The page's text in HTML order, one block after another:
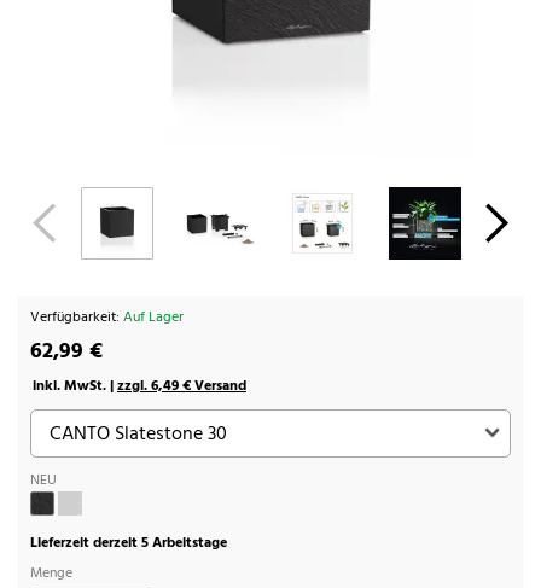
Verfügbarkeit: Auf Lager
62,99 €
inkl. MwSt. |zzgl. 6,49 € Versand
NEU
Lieferzeit derzeit 5 Arbeitstage
Menge